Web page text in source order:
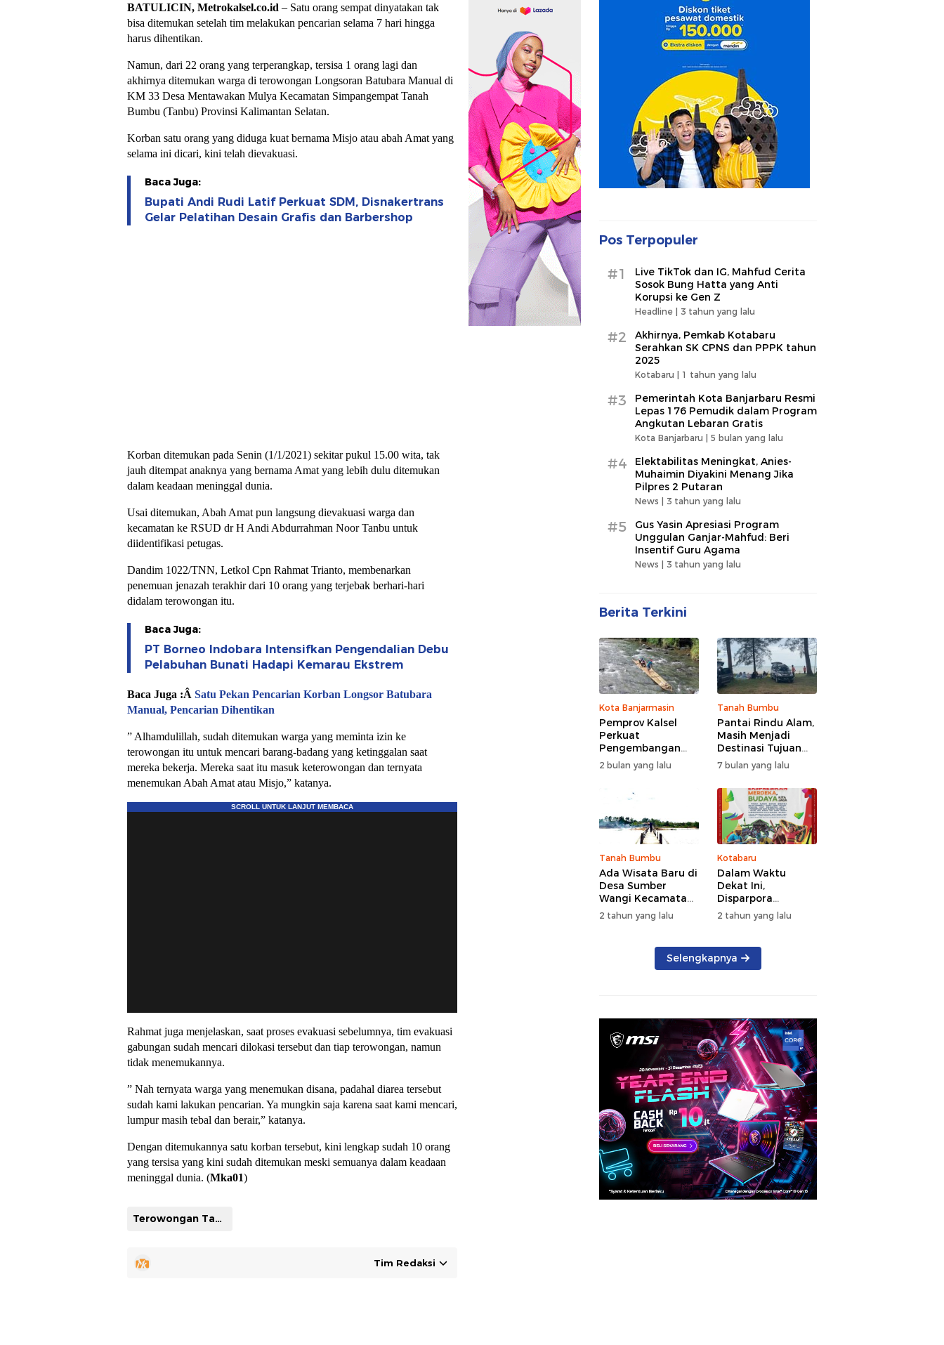
BATULICIN, Metrokalsel.co.id – Satu orang sempat dinyatakan tak
bisa ditemukan setelah tim melakukan pencarian selama 7 hari hingga
harus dihentikan.
Namun, dari 22 orang yang terperangkap, tersisa 1 orang lagi dan
akhirnya ditemukan warga di terowongan Longsoran Batubara Manual di
KM 33 Desa Mentawakan Mulya Kecamatan Simpangempat Tanah
Bumbu (Tanbu) Provinsi Kalimantan Selatan.
Korban satu orang yang diduga kuat bernama Misjo atau abah Amat yang
selama ini dicari, kini telah dievakuasi.
Baca Juga:
Bupati Andi Rudi Latif Perkuat SDM, Disnakertrans
Gelar Pelatihan Desain Grafis dan Barbershop
Korban ditemukan pada Senin (1/1/2021) sekitar pukul 15.00 wita, tak
jauh ditempat anaknya yang bernama Amat yang lebih dulu ditemukan
dalam keadaan meninggal dunia.
Usai ditemukan, Abah Amat pun langsung dievakuasi warga dan
kecamatan ke RSUD dr H Andi Abdurrahman Noor Tanbu untuk
diidentifikasi petugas.
Dandim 1022/TNN, Letkol Cpn Rahmat Trianto, membenarkan
penemuan jenazah terakhir dari 10 orang yang terjebak berhari-hari
didalam terowongan itu.
Baca Juga:
PT Borneo Indobara Intensifkan Pengendalian Debu
Pelabuhan Bunati Hadapi Kemarau Ekstrem
Baca Juga :Â Satu Pekan Pencarian Korban Longsor Batubara
Manual, Pencarian Dihentikan
” Alhamdulillah, sudah ditemukan warga yang meminta izin ke
terowongan itu untuk mencari barang-badang yang ketinggalan saat
mereka bekerja. Mereka saat itu masuk keterowongan dan ternyata
menemukan Abah Amat atau Misjo,” katanya.
Rahmat juga menjelaskan, saat proses evakuasi sebelumnya, tim evakuasi
gabungan sudah mencari dilokasi tersebut dan tiap terowongan, namun
tidak menemukannya.
” Nah ternyata warga yang menemukan disana, padahal diarea tersebut
sudah kami lakukan pencarian. Ya mungkin saja karena saat kami mencari,
lumpur masih tebal dan berair,” katanya.
Dengan ditemukannya satu korban tersebut, kini lengkap sudah 10 orang
yang tersisa yang kini sudah ditemukan meski semuanya dalam keadaan
meninggal dunia. (Mka01)
Terowongan Tambang
Tim Redaksi
Pos Terpopuler
#1
Live TikTok dan IG, Mahfud Cerita
Sosok Bung Hatta yang Anti
Korupsi ke Gen Z
Headline | 3 tahun yang lalu
#2
Akhirnya, Pemkab Kotabaru
Serahkan SK CPNS dan PPPK tahun
2025
Kotabaru | 1 tahun yang lalu
#3
Pemerintah Kota Banjarbaru Resmi
Lepas 176 Pemudik dalam Program
Angkutan Lebaran Gratis
Kota Banjarbaru | 5 bulan yang lalu
#4
Elektabilitas Meningkat, Anies-
Muhaimin Diyakini Menang Jika
Pilpres 2 Putaran
News | 3 tahun yang lalu
#5
Gus Yasin Apresiasi Program
Unggulan Ganjar-Mahfud: Beri
Insentif Guru Agama
News | 3 tahun yang lalu
Berita Terkini
Kota Banjarmasin
Pemprov Kalsel
Perkuat
Pengembangan
Wisata, Targetkan
Tingkat Kunjungan
2 bulan yang lalu
Tanah Bumbu
Pantai Rindu Alam,
Masih Menjadi
Destinasi Tujuan
Wisata di Tanah
Bumbu dengan
Rindangnya Pohon
Pinus
7 bulan yang lalu
Tanah Bumbu
Ada Wisata Baru di
Desa Sumber
Wangi Kecamatan
Karang Bintang
2 tahun yang lalu
Kotabaru
Dalam Waktu
Dekat Ini,
Disparpora
Kotabaru Bakal
Menggelar Festival
2024
2 tahun yang lalu
Selengkapnya